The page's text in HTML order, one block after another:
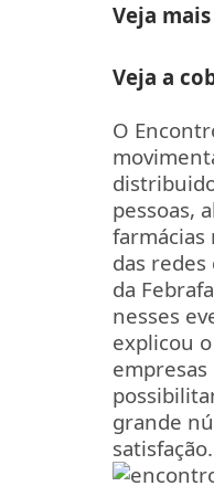
Veja
Veja a
O
pessoas,
farmácias
das
da
nesses
explicou
grande
satisfação.